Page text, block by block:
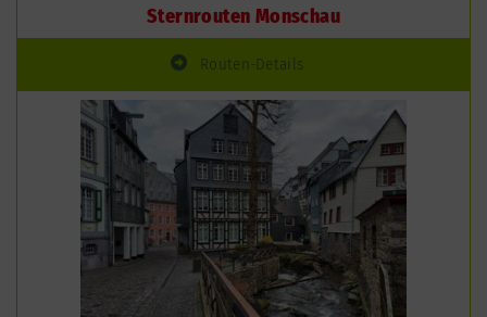
Sternrouten Monschau
Routen-Details